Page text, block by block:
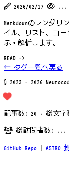
2026/02/17 ...
Markdownのレンダ
イル、リスト、コ
示・解析します。
READ ->
← タグ一覧へ戻る
© 2023 - 2026
記事数: 20 · 総文字
総訪問者数: ...
GitHub Repo ASTRO